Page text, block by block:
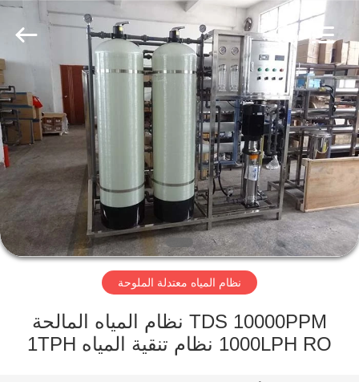
مسكن
منتجات
معلومات
عنا
جولة
المعمل
Treatment
Equipment
Co.,
Ltd..
All
Rights
Reserved.
نظام المياه معتدلة الملوحة
TDS 10000PPM نظام المياه المالحة
1000LPH RO نظام تنقية المياه 1TPH